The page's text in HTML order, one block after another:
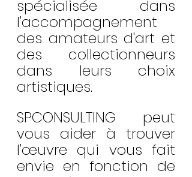
spécialisée dans
l'accompagnement
des amateurs d'art et
des collectionneurs
dans leurs choix
artistiques.
SPCONSULTING peut
vous aider à trouver
l'œuvre qui vous fait
envie en fonction de